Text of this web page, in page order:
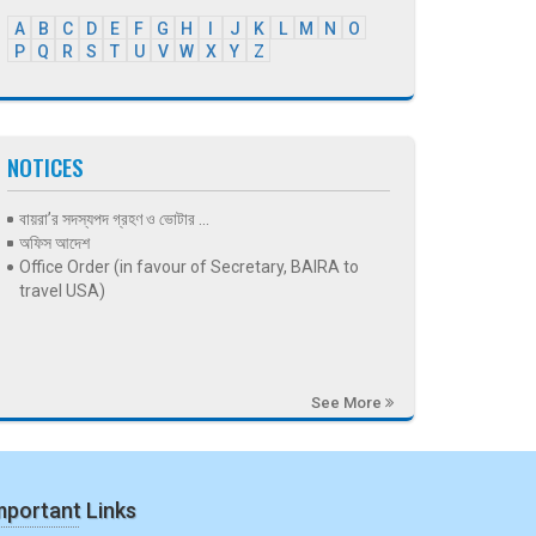
A B C D E F G H J K L M N
O
P
Q R S T U V W X Y Z
NOTICES
বায়রা’র সদস্যপদ গ্রহণ ও ভোটার ...
অফিস আদেশ
Office Order (in favour of Secretary, BAIRA to
travel USA)
See More
Links